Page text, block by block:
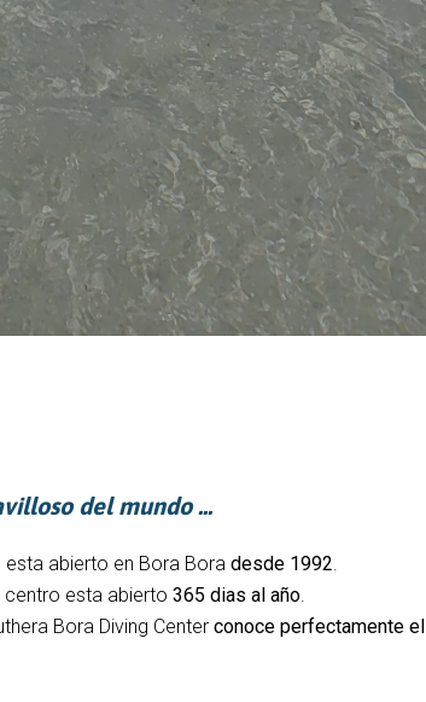
del mundo ...
esta abierto en Bora Bora desde 1992.
centro esta abierto 365 dias al año.
Bora Diving Center conoce perfectamente el